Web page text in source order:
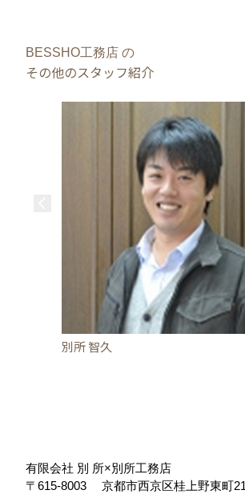
BESSHO工務店 の
その他のスタッフ紹介
別所 智久
有限会社 別 所×別所工務店
〒615-8003
京都市西京区桂上野東